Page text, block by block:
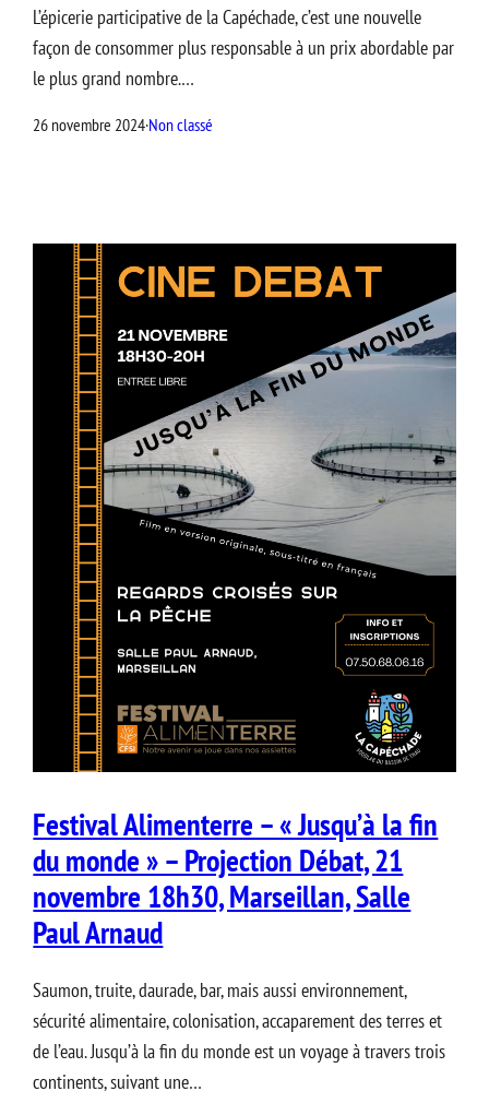
L’épicerie participative de la Capéchade, c’est une nouvelle
façon de consommer plus responsable à un prix abordable par
le plus grand nombre.…
26 novembre 2024·Non classé
Festival Alimenterre – « Jusqu’à la fin
du monde » – Projection Débat, 21
novembre 18h30, Marseillan, Salle
Paul Arnaud
Saumon, truite, daurade, bar, mais aussi environnement,
sécurité alimentaire, colonisation, accaparement des terres et
de l’eau. Jusqu’à la fin du monde est un voyage à travers trois
continents, suivant une…